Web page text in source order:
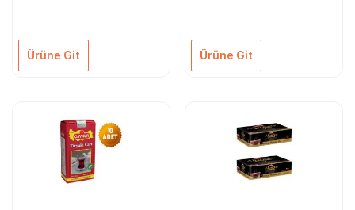
Ürüne Git Ürüne Git